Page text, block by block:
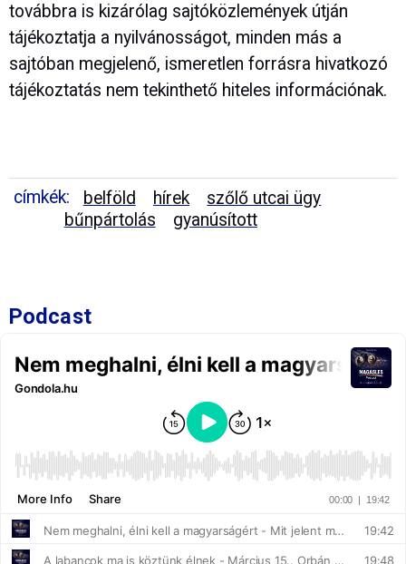
továbbra is kizárólag sajtóközlemények útján
tájékoztatja a nyilvánosságot, minden más a
sajtóban megjelenő, ismeretlen forrásra hivatkozó
tájékoztatás nem tekinthető hiteles információnak.
címkék: belföld hírek
szőlő utcai ügy
bűnpártolás
gyanúsított
Podcast